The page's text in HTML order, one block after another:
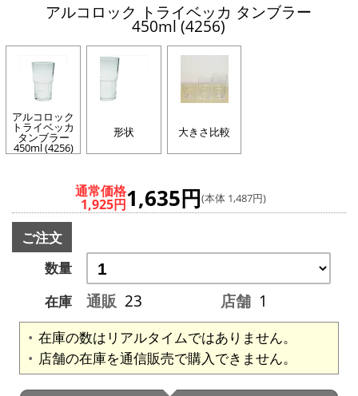
アルコロック トライベッカ タンブラー
450ml (4256)
アルコロック
トライベッカ
タンブラー
450ml (4256)
形状 大きさ比較
通常価格
1,925円1,635円(本体 1,487円)
ご注文
数量
在庫
通販 23 店舗 1
在庫の数はリアルタイムではありません。
店舗の在庫を通信販売で購入できません。